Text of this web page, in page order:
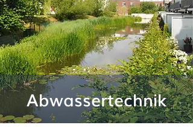
Abwassertechnik